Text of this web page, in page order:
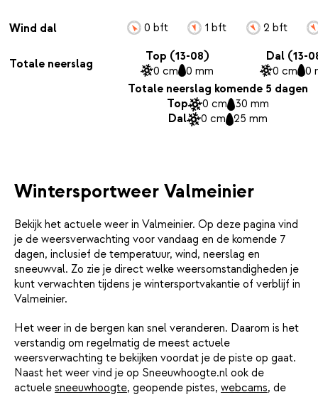
Wind dal
Totale neerslag
0 bft 1 bft 2 bft
Top (13-08)
0 cm 0 mm
Dal (13-
0 cm 0
Totale neerslag komende 5 dagen
Top
0 cm 30 mm
Dal
0 cm 25 mm
Wintersportweer Valmeinier
Bekijk het actuele weer in Valmeinier. Op deze pagina vind
je de weersverwachting voor vandaag en de komende 7
dagen, inclusief de temperatuur, wind, neerslag en
sneeuwval. Zo zie je direct welke weersomstandigheden je
kunt verwachten tijdens je wintersportvakantie of verblijf in
Valmeinier.
Het weer in de bergen kan snel veranderen. Daarom is het
verstandig om regelmatig de meest actuele
weersverwachting te bekijken voordat je de piste op gaat.
Naast het weer vind je op Sneeuwhoogte.nl ook de
actuele sneeuwhoogte, geopende pistes, webcams, de